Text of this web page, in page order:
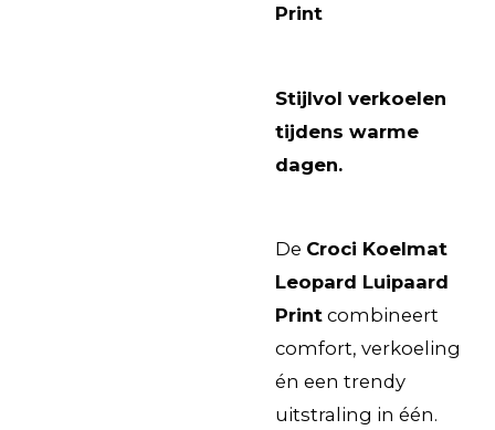
Print
Stijlvol verkoelen
tijdens warme
dagen.
De Croci Koelmat
Leopard Luipaard
Print combineert
comfort, verkoeling
én een trendy
uitstraling in één.